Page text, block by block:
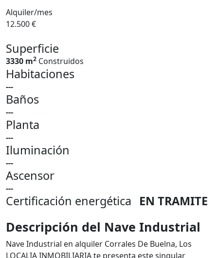
Alquiler/mes
12.500 €
Superficie
3330 m2 Construidos
Habitaciones
---
Baños
---
Planta
---
Iluminación
---
Ascensor
---
Certificación energética EN TRAMITE
Descripción del Nave Industrial
Nave Industrial en alquiler Corrales De Buelna, Los
LOCALIA INMOBILIARIA te presenta este singular